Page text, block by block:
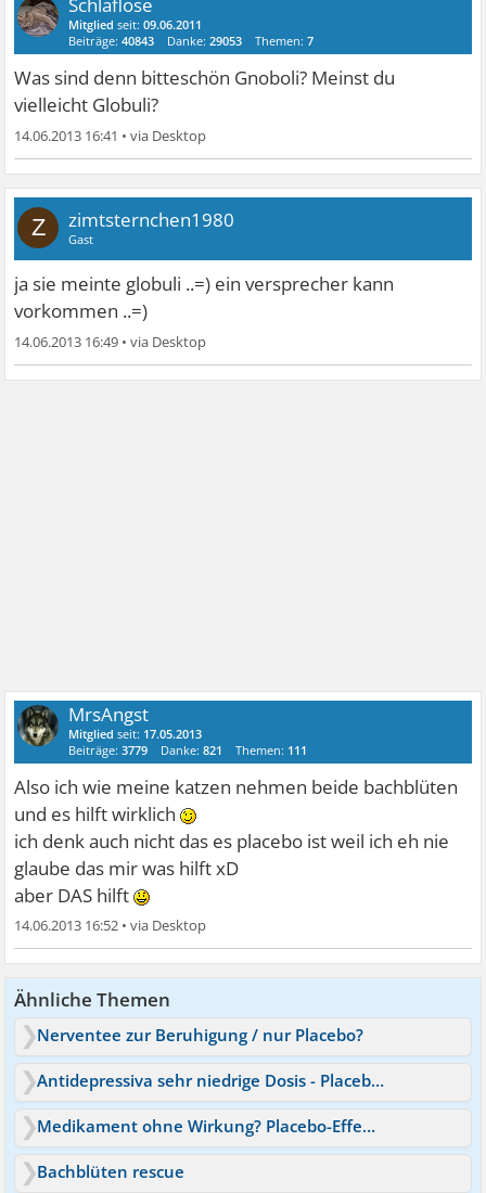
Schlaflose
Mitglied seit:09.06.2011
Beiträge:40843 Danke:29053 Themen:7
Was sind denn bitteschön Gnoboli? Meinst du
vielleicht Globuli?
14.06.2013 16:41 •
Z zimtsternchen1980
Gast
ja sie meinte globuli ..=) ein versprecher kann
vorkommen ..=)
14.06.2013 16:49 •
MrsAngst
Mitglied seit: 17.05.2013
Beiträge:3779 Danke:821 Themen: 111
Also ich wie meine katzen nehmen beide bachblüten
und es hilft wirklich
ich denk auch nicht das es placebo ist weil ich eh nie
glaube das mir was hilft xD
aber DAS hilft
14.06.2013 16:52 •
Ähnliche Themen
Nerventee zur Beruhigung / nur Placebo?
Antidepressiva sehr niedrige Dosis - Placebo?
Medikament ohne Wirkung? Placebo-Effekt?
Bachblüten rescue